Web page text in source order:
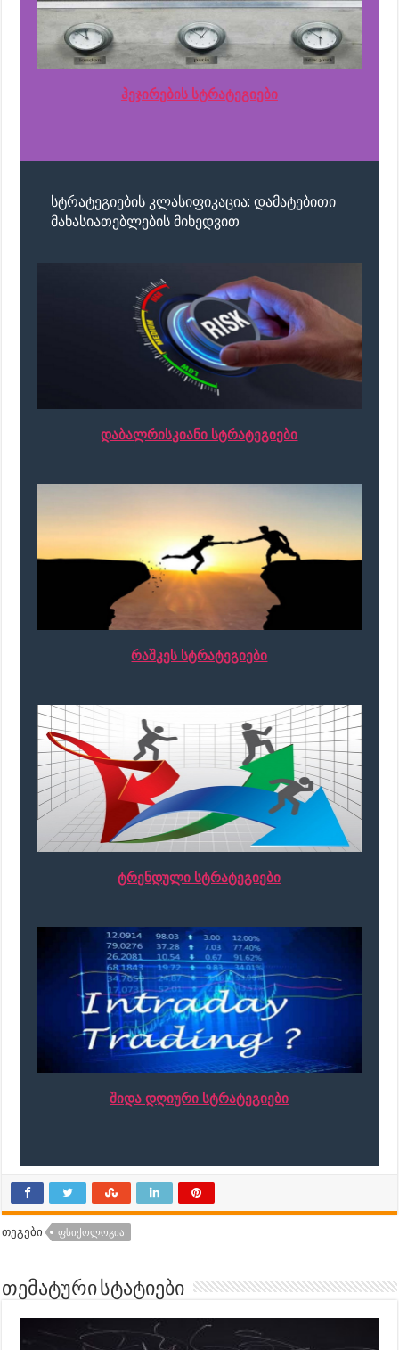
ჰეჯირების სტრატეგიები
სტრატეგიების კლასიფიკაცია: დამატებითი
მახასიათებლების მიხედვით
დაბალრისკიანი სტრატეგიები
რაშკეს სტრატეგიები
ტრენდული სტრატეგიები
შიდა დღიური სტრატეგიები
თეგები ᲤᲡᲘᲥᲝᲚᲝᲒᲘᲐ
თემატური სტატიები